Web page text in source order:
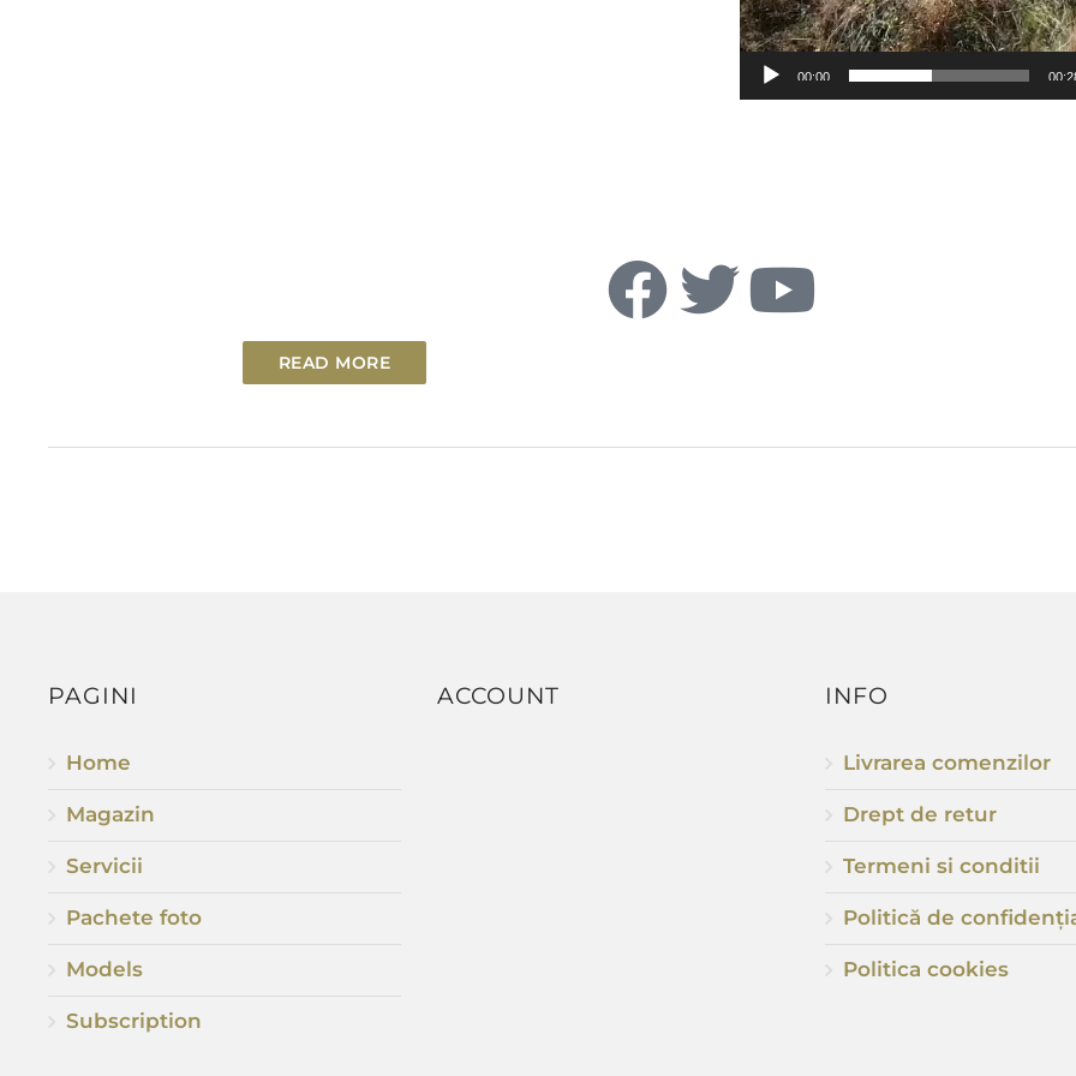
00:00
READ MORE
PAGINI
Home
Magazin
Servicii
Pachete foto
Models
Subscription
ACCOUNT INFO
Livrarea comenzilor
Drept de retur
Termeni si conditii
Politică de
Politica cookies